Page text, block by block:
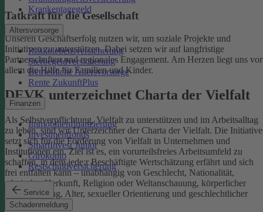
Krankentagegeld
Altersvorsorge
Risikolebensversicherung
Sterbegeldversicherung
Betriebliche Altersvorsorge
Rente ZukunftPlus
Finanzen
Immobilienfinanzierung
Investmentfonds
SmartInvest Junior
Girokonto
Restschuldversicherung
Service
Schadenmeldung
Tatkraft für die Gesellschaft
Unseren Geschäftserfolg nutzen wir, um soziale Projekte und
Initiativen zu unterstützen. Dabei setzen wir auf langfristige
Partnerschaften und regionales Engagement. Am Herzen liegt uns vor
allem die Hilfe für Familien und Kinder.
DEVK unterzeichnet Charta der Vielfalt
Als Selbstverpflichtung, Vielfalt zu unterstützen und im Arbeitsalltag
zu leben, sind wir Unterzeichner der Charta der Vielfalt. Die Initiative
setzt sich für die Förderung von Vielfalt in Unternehmen und
Institutionen ein.Ziel ist es, ein vorurteilsfreies Arbeitsumfeld zu
schaffen, in dem jede:r Beschäftigte Wertschätzung erfährt und sich
frei entfalten kann – unabhängig von Geschlecht, Nationalität,
ethnischer Herkunft, Religion oder Weltanschauung, körperlicher
Einschränkung, Alter, sexueller Orientierung und geschlechtlicher
Identität.